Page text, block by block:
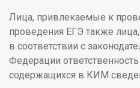
Лица, привлекаемые к
проведения ЕГЭ также
в соответствии с
Федерации
содержащихся в КИМ